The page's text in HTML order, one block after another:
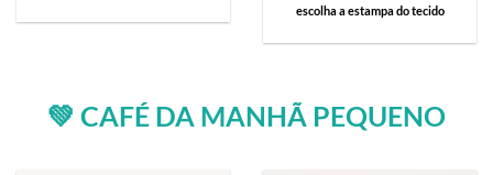
escolha a estampa do tecido
💚 CAFÉ DA MANHÃ PEQUENO